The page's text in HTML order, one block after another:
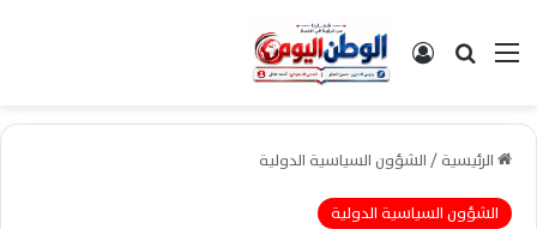
القائمةبحث عن تسجيل الدخول
الرئيسية/الشؤون السياسية الدولية
الشؤون السياسية الدولية